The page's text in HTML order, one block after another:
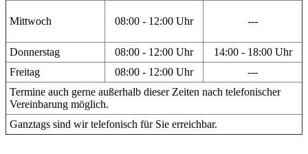
Mittwoch 08:00 - 12:00 Uhr ---
Donnerstag 08:00 - 12:00 Uhr
14:00 - 18:00 Uhr
Freitag
08:00 - 12:00 Uhr
---
Termine auch gerne außerhalb dieser Zeiten nach telefonischer
Vereinbarung möglich.
Ganztags sind wir telefonisch für Sie erreichbar.